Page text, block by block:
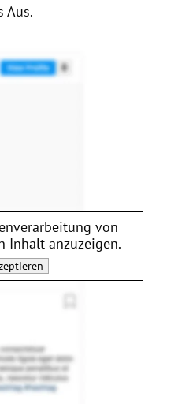
Aus.
von
Inhalt anzuzeigen.